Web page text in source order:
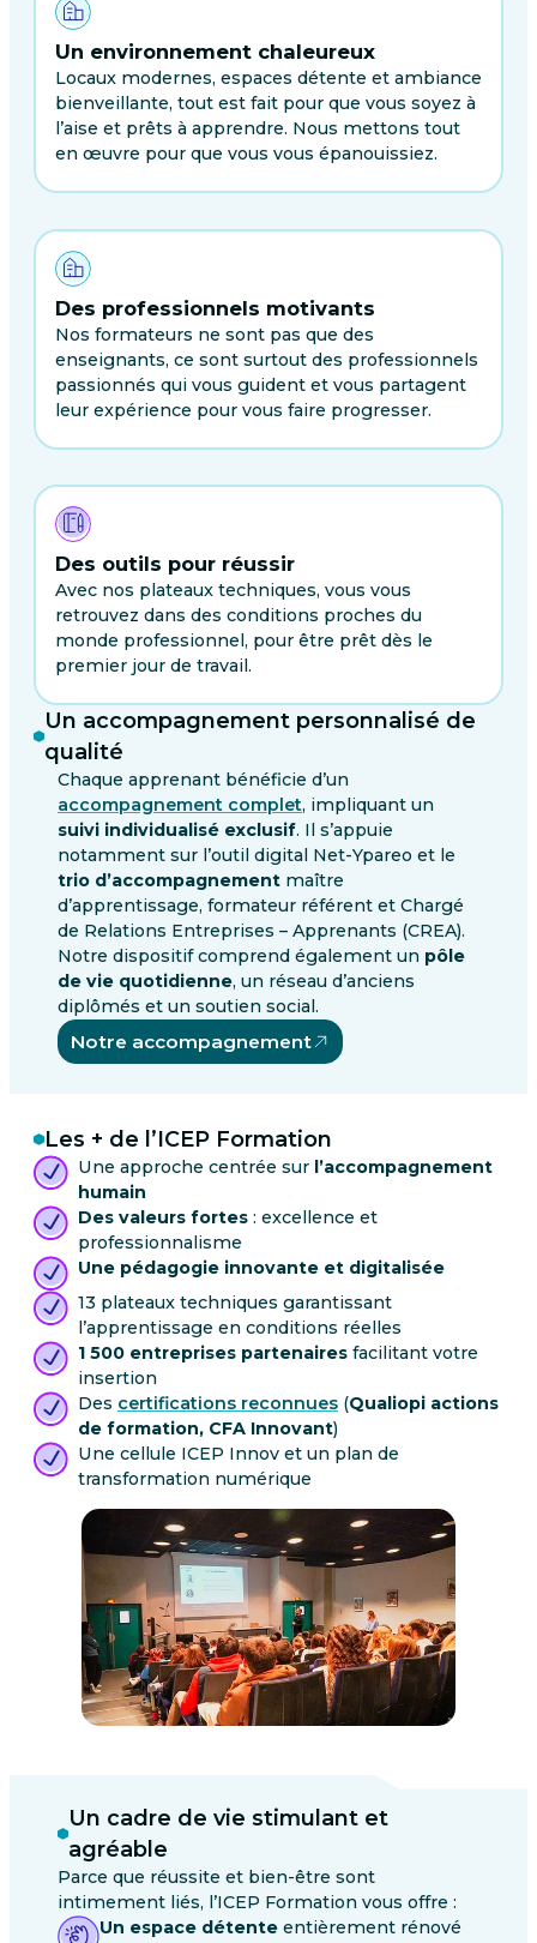
Un environnement chaleureux
Locaux modernes, espaces détente et ambiance
bienveillante, tout est fait pour que vous soyez à
l’aise et prêts à apprendre. Nous mettons tout
en œuvre pour que vous vous épanouissiez.
Des professionnels motivants
Nos formateurs ne sont pas que des
enseignants, ce sont surtout des professionnels
passionnés qui vous guident et vous partagent
leur expérience pour vous faire progresser.
Des outils pour réussir
Avec nos plateaux techniques, vous vous
retrouvez dans des conditions proches du
monde professionnel, pour être prêt dès le
premier jour de travail.
Un accompagnement personnalisé de
qualité
Chaque apprenant bénéficie d’un
accompagnement complet, impliquant un
suivi individualisé exclusif. Il s’appuie
notamment sur l’outil digital Net-Ypareo et le
trio d’accompagnement maître
d’apprentissage, formateur référent et Chargé
de Relations Entreprises – Apprenants (CREA).
Notre dispositif comprend également un pôle
de vie quotidienne, un réseau d’anciens
diplômés et un soutien social.
Notre accompagnement
Les + de l’ICEP Formation
Une approche centrée sur l’accompagnement
humain
Des valeurs fortes : excellence et
professionnalisme
Une pédagogie innovante et digitalisée
13 plateaux techniques garantissant
l’apprentissage en conditions réelles
1 500 entreprises partenaires facilitant votre
insertion
Des certifications reconnues (Qualiopi actions
de formation, CFA Innovant)
Une cellule ICEP Innov et un plan de
transformation numérique
Un cadre de vie stimulant et
agréable
Parce que réussite et bien-être sont
intimement liés, l’ICEP Formation vous offre :
Un espace détente entièrement rénové